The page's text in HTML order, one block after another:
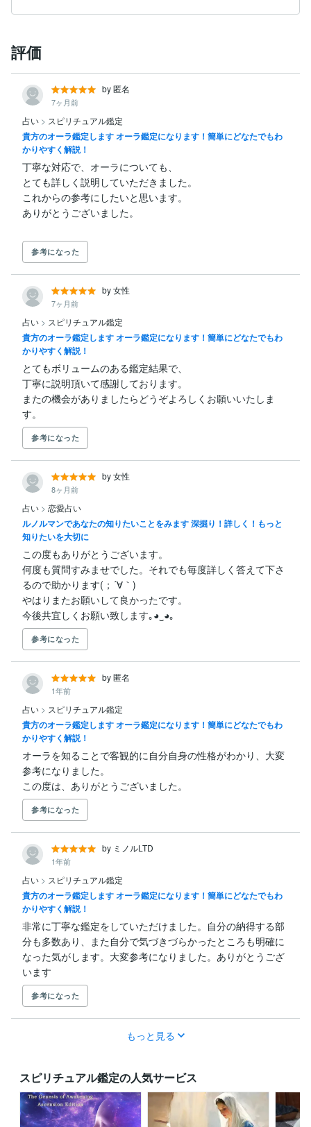
評価
by 匿名
7ヶ月前
占い > スピリチュアル鑑定
貴方のオーラ鑑定します オーラ鑑定になります！簡単にどなたでもわ
かりやすく解説！
丁寧な対応で、オーラについても、
とても詳しく説明していただきました。
これからの参考にしたいと思います。
参考になった
by 女性
7ヶ月前
占い > スピリチュアル鑑定
貴方のオーラ鑑定します オーラ鑑定になります！簡単にどなたでもわ
かりやすく解説！
とてもボリュームのある鑑定結果で、
丁寧に説明頂いて感謝しております。
またの機会がありましたらどうぞよろしくお願いいたしま
す。
参考になった
by 女性
8ヶ月前
占い > 恋愛占い
ルノルマンであなたの知りたいことをみます 深掘り！詳しく！もっと
知りたいを大切に
この度もありがとうございます。
何度も質問すみませでした。それでも毎度詳しく答えて下さ
るので助かります(；´∀｀)
やはりまたお願いして良かったです。
今後共宜しくお願い致します｡⁠◕⁠‿⁠◕⁠｡
参考になった
by 匿名
1年前
占い > スピリチュアル鑑定
貴方のオーラ鑑定します オーラ鑑定になります！簡単にどなたでもわ
かりやすく解説！
オーラを知ることで客観的に自分自身の性格がわかり、大変
参考になりました。
この度は、ありがとうございました。
参考になった
by ミノルLTD
1年前
占い > スピリチュアル鑑定
貴方のオーラ鑑定します オーラ鑑定になります！簡単にどなたでもわ
かりやすく解説！
非常に丁寧な鑑定をしていただけました。自分の納得する部
分も多数あり、また自分で気づきづらかったところも明確に
なった気がします。大変参考になりました。ありがとうござ
います
参考になった
もっと見る
スピリチュアル鑑定の人気サービス